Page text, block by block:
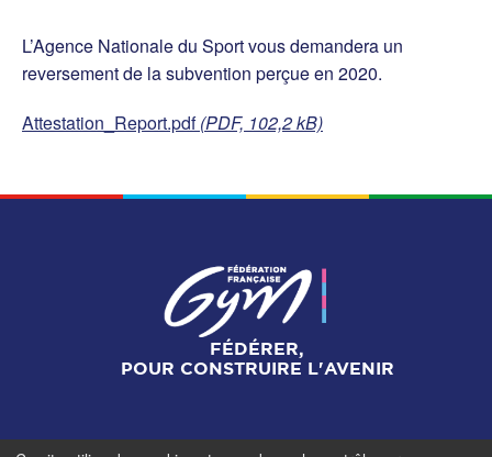
L’Agence Nationale du Sport vous demandera un
reversement de la subvention perçue en 2020.
Attestation_Report.pdf(PDF, 102,2 kB)
FÉDÉRER,
POUR CONSTRUIRE L'AVENIR